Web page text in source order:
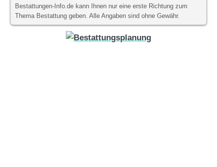
Bestattungen-Info.de kann Ihnen nur eine erste Richtung zum
Thema Bestattung geben. Alle Angaben sind ohne Gewähr.